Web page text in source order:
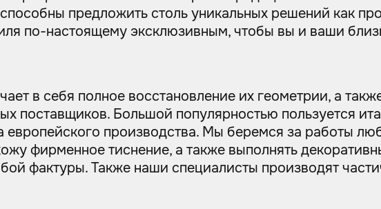
предложить столь уникальных решений как
по-настоящему эксклюзивным, чтобы вы и ваши
в себя полное восстановление их геометрии, а
поставщиков. Большой популярностью пользуется
европейского производства. Мы беремся за работы
фирменное тиснение, а также выполнять
фактуры. Также наши специалисты производят